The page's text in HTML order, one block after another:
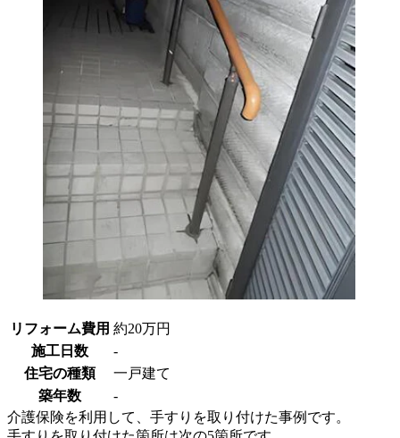
リフォーム費用 約20万円
施工日数
-
住宅の種類
一戸建て
築年数
-
介護保険を利用して、手すりを取り付けた事例です。